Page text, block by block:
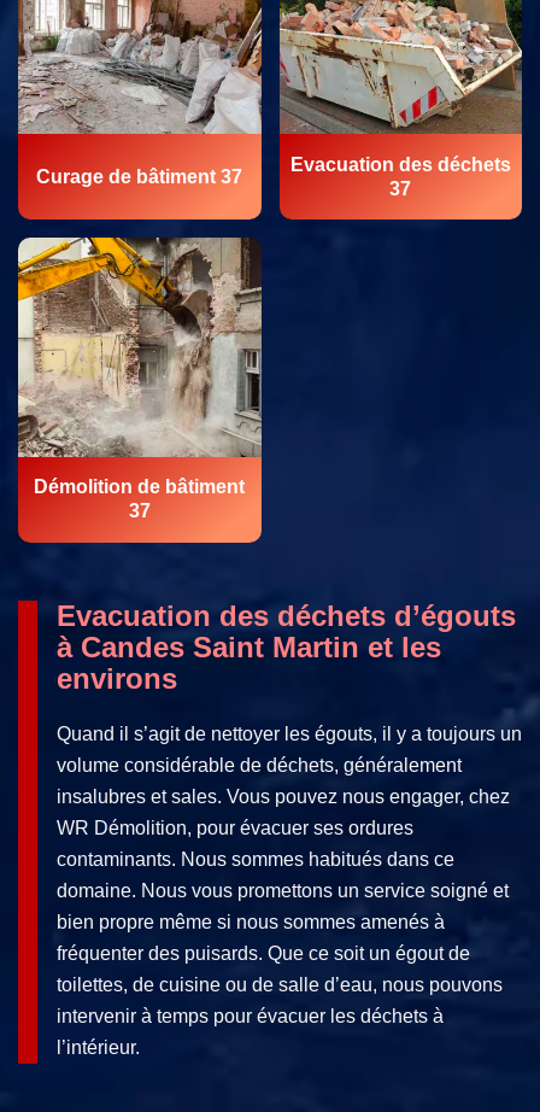
Curage de bâtiment 37
Evacuation des déchets
37
Démolition de bâtiment
37
Evacuation des déchets d’égouts
à Candes Saint Martin et les
environs
Quand il s’agit de nettoyer les égouts, il y a toujours un
volume considérable de déchets, généralement
insalubres et sales. Vous pouvez nous engager, chez
WR Démolition, pour évacuer ses ordures
contaminants. Nous sommes habitués dans ce
domaine. Nous vous promettons un service soigné et
bien propre même si nous sommes amenés à
fréquenter des puisards. Que ce soit un égout de
toilettes, de cuisine ou de salle d’eau, nous pouvons
intervenir à temps pour évacuer les déchets à
l’intérieur.